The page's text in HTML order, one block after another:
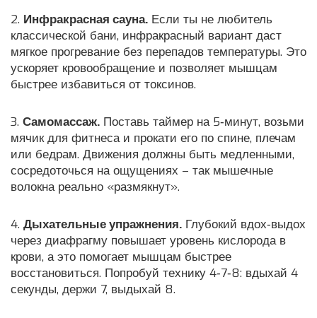
2. Инфракрасная сауна. Если ты не любитель
классической бани, инфракрасный вариант даст
мягкое прогревание без перепадов температуры. Это
ускоряет кровообращение и позволяет мышцам
быстрее избавиться от токсинов.
3. Самомассаж. Поставь таймер на 5‑минут, возьми
мячик для фитнеса и прокати его по спине, плечам
или бедрам. Движения должны быть медленными,
сосредоточься на ощущениях – так мышечные
волокна реально «размякнут».
4. Дыхательные упражнения. Глубокий вдох‑выдох
через диафрагму повышает уровень кислорода в
крови, а это помогает мышцам быстрее
восстановиться. Попробуй технику 4‑7‑8: вдыхай 4
секунды, держи 7, выдыхай 8.